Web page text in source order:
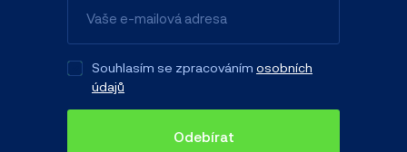
Souhlasím se zpracováním osobních
údajů
Odebírat